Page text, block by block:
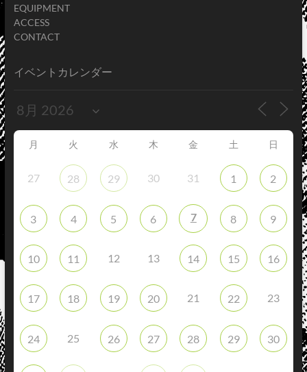
EQUIPMENT
ACCESS
CONTACT
イベントカレンダー
月 火 水 木 金 土 日
27 28 29 30 31 1 2
3 4 5 6 7 8 9
10 11 12 13 14 15 16
17 18 19 20 21 22 23
24 25 26 27 28 29 30